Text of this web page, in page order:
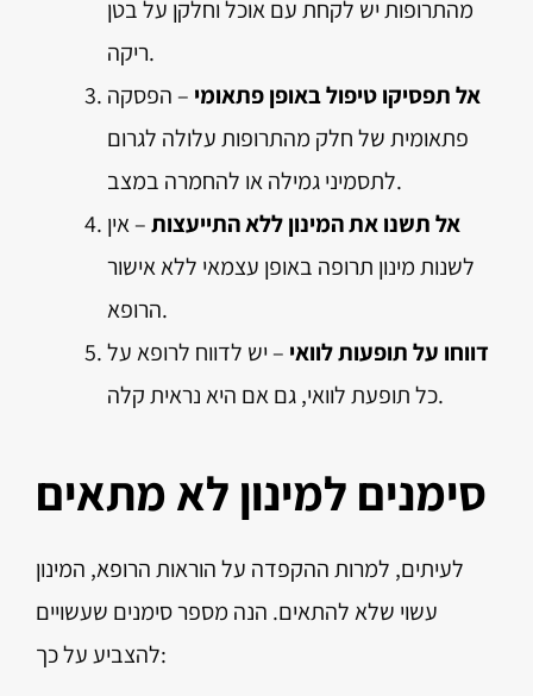
מהתרופות יש לקחת עם אוכל וחלקן על בטן
ריקה.
אל תפסיקו טיפול באופן פתאומי – הפסקה
פתאומית של חלק מהתרופות עלולה לגרום
לתסמיני גמילה או להחמרה במצב.
אל תשנו את המינון ללא התייעצות– אין
לשנות מינון תרופה באופן עצמאי ללא אישור
הרופא.
דווחו על תופעות לוואי – יש לדווח לרופא על
כל תופעת לוואי, גם אם היא נראית קלה.
סימנים למינון לא מתאים
לעיתים, למרות ההקפדה על הוראות הרופא, המינון
עשוי שלא להתאים. הנה מספר סימנים שעשויים
להצביע על כך: